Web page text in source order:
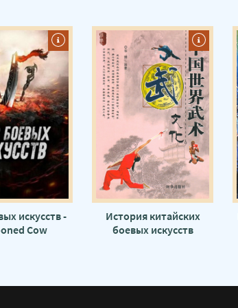
искусств -
Cow
История китайских
боевых искусств